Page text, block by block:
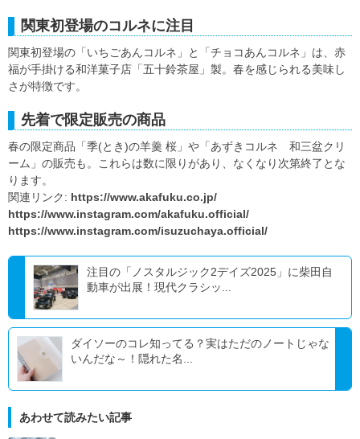
関東初登場のコルネに注目
関東初登場の「いちごあんコルネ」と「チョコあんコルネ」は、赤
福が手掛ける和洋菓子店「五十鈴茶屋」製。春を感じられる美味し
さが特徴です。
先着で限定販売の商品
春の限定商品「季(とき)の羊羹 桜」や「あずきコルネ 和三盆クリ
ーム」の販売も。これらは数に限りがあり、なくなり次第終了とな
ります。
関連リンク: https://www.akafuku.co.jp/
https://www.instagram.com/akafuku.official/
https://www.instagram.com/isuzuchaya.official/
注目の「ノスタルジック2デイズ2025」に柴田自
動車が出展！現代クラシッ...
ダイソーのコレ知ってる？実はただのノートじゃな
いんだな～！隠れた名...
あわせて読みたい記事